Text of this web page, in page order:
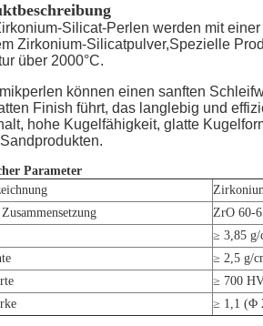
Silicat-Perlen werden mit
Zirkonium-Silicatpulver,Spezielle
über 2000°C.
können einen sanften
Finish führt, das langlebig und
hohe Kugelfähigkeit, glatte
Parameter
ZrO 60-
≥ 3,85 g/
≥ 2,5 g/
≥ 700
≥ 1,1 (Φ